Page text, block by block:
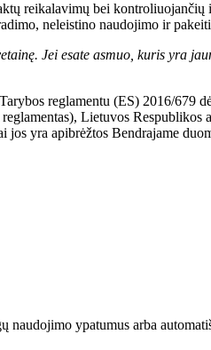
reikalavimų bei
neleistino naudojimo ir
Jei esate asmuo, kuris yra
reglamentu (ES) 2016/679
Lietuvos Respublikos
yra apibrėžtos Bendrajame
ypatumus arba